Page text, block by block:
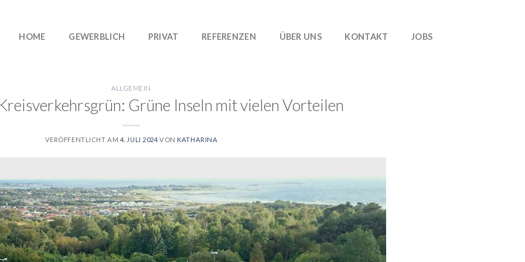
HOME GEWERBLICH PRIVAT REFERENZEN ÜBER UNS KONTAKT JOBS
ALLGEMEIN
Grüne Inseln mit vielen Vorteilen
VERÖFFENTLICHT AM 4. JULI 2024 VON KATHARINA